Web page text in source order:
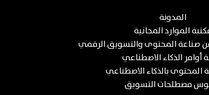
المدونة
الموارد المجانية
أوامر الذكاء الاصطناعي
المحتوى بالذكاء الاصطناعي
مصطلحات التسويق